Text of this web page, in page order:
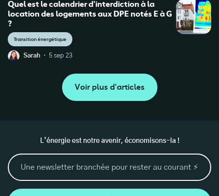
Quel est le calendrier d'interdiction à la
location des logements aux DPE notés E à G
?
Transition énergétique
Sarah · 5 sep 23
Voir plus d'articles
L’énergie est notre avenir, économisons-la !